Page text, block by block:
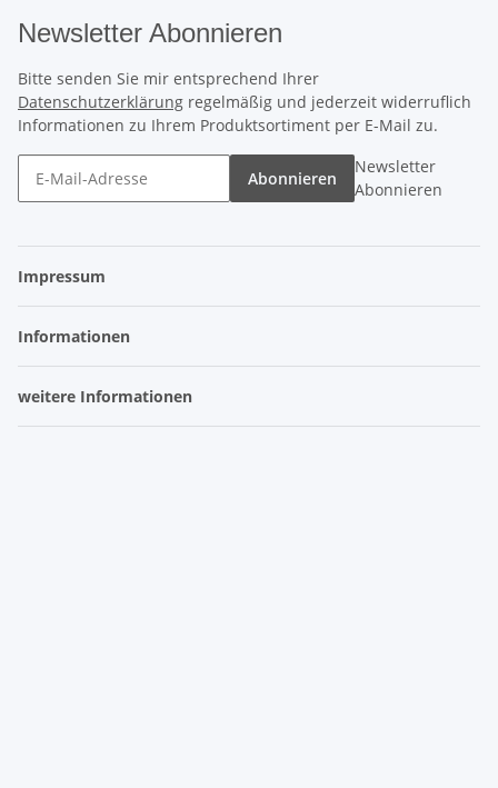
Newsletter Abonnieren
Bitte senden Sie mir entsprechend Ihrer
Datenschutzerklärung regelmäßig und jederzeit widerruflich
Informationen zu Ihrem Produktsortiment per E-Mail zu.
Abonnieren
Newsletter
Abonnieren
Impressum
Informationen
weitere Informationen